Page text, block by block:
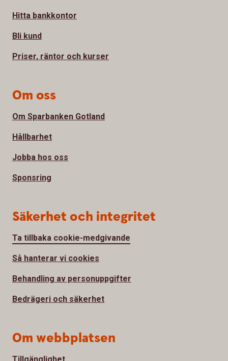
Hitta bankkontor
Bli kund
Priser, räntor och kurser
Om oss
Om Sparbanken Gotland
Hållbarhet
Jobba hos oss
Sponsring
Säkerhet och integritet
Ta tillbaka cookie-medgivande
Så hanterar vi cookies
Behandling av personuppgifter
Bedrägeri och säkerhet
Om webbplatsen